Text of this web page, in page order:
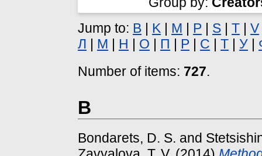
Jump to: B | K | M | P | S | T | V
Л | М | Н | О | П | Р | С | Т | У |
Number of items: 727.
B
Bondarets, D. S. and